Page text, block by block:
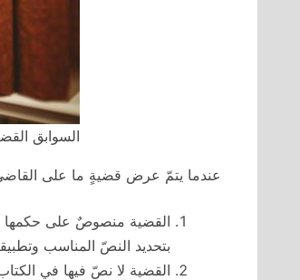
السوابق
عندما يتمّ عرض قضيةٍ ما على القاضي
القضية منصوصٌ على حكمها في
بتحديد النصّ المناسب
القضية لا نصّ فيها في